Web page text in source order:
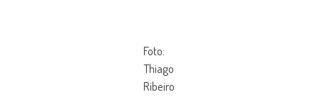
Foto:
Thiago
Ribeiro